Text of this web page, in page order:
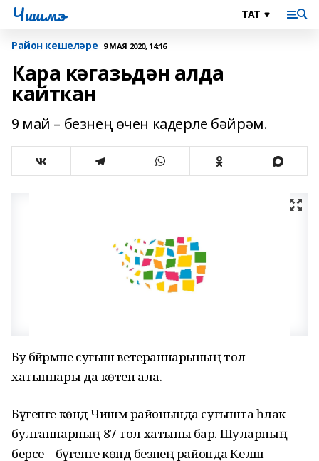
Чишмэ
Район кешеләре 9 МАЯ 2020, 14:16
Кара кәгазьдән алда
кайткан
9 май – безнең өчен кадерле бәйрәм.
Бу бәйрәмне сугыш ветераннарының тол
хатыннары да көтеп ала.
Бүгенге көндә Чишмә районында сугышта һәлак
булганнарның 87 тол хатыны бар. Шуларның
берсе – бүгенге көндә безнең районда Келәш